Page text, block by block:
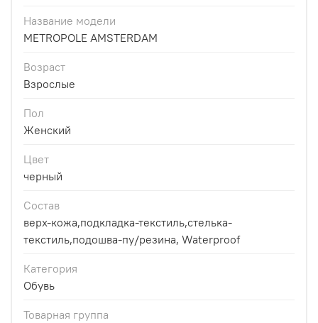
Название модели
METROPOLE AMSTERDAM
Возраст
Взрослые
Пол
Женский
Цвет
черный
Состав
верх-кожа,подкладка-текстиль,стелька-
текстиль,подошва-пу/резина, Waterproof
Категория
Обувь
Товарная группа